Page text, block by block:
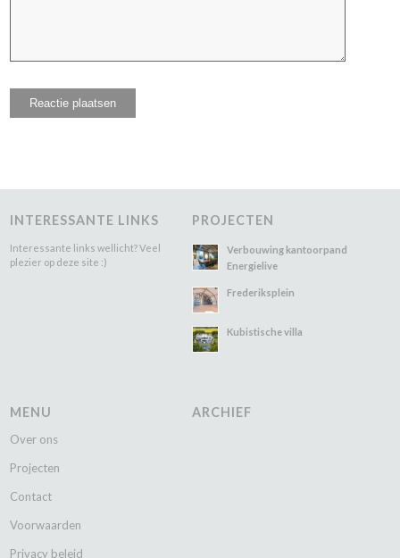
INTERESSANTE LINKS
Interessante links wellicht? Veel
plezier op deze site :)
PROJECTEN
Verbouwing kantoorpand
Energielive
Frederiksplein
Kubistische villa
MENU
Over ons
Projecten
Contact
Voorwaarden
Privacy beleid
ARCHIEF